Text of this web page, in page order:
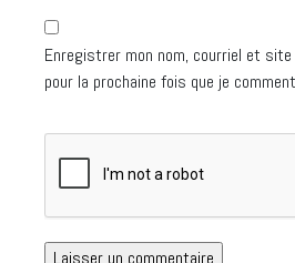
Enregistrer mon nom, courriel et
pour la prochaine fois que je